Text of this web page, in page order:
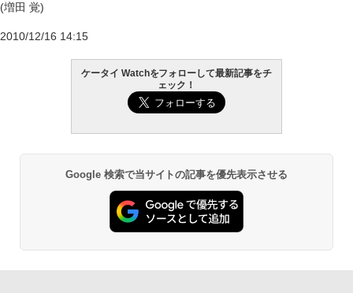
(増田 覚)
2010/12/16 14:15
ケータイ Watchをフォローして最新記事をチ
ェック！
Google 検索で当サイトの記事を優先表示させる